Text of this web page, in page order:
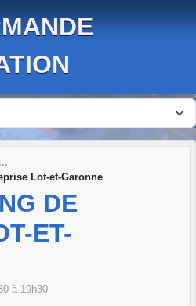
Lot-et-Garonne
DE
ET-
à 19h30